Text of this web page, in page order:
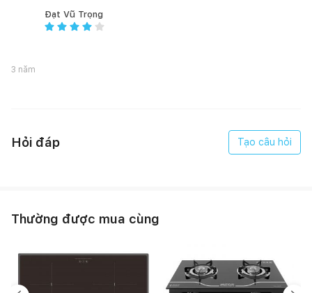
Đạt Vũ Trọng
3 năm
Hỏi đáp Tạo câu hỏi
Thường được mua cùng